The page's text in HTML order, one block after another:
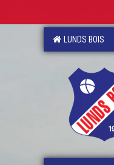
LUNDS BOIS